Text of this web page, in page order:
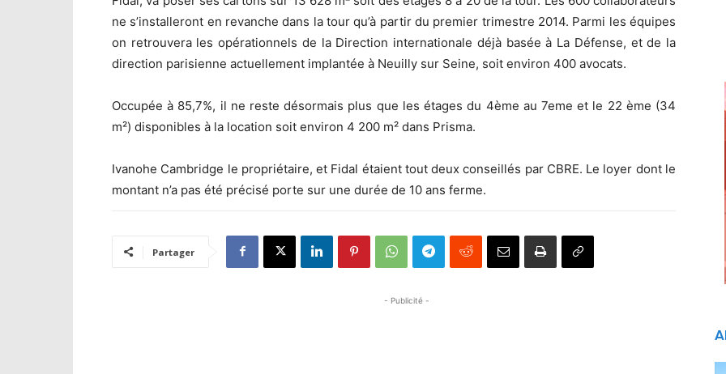
ne s’installeront en revanche dans la tour qu’à partir du premier trimestre 2014. Parmi les équipes
on retrouvera les opérationnels de la Direction internationale déjà basée à La Défense, et de la
direction parisienne actuellement implantée à Neuilly sur Seine, soit environ 400 avocats.
Occupée à 85,7%, il ne reste désormais plus que les étages du 4ème au 7eme et le 22 ème (34
m²) disponibles à la location soit environ 4 200 m² dans Prisma.
Ivanohe Cambridge le propriétaire, et Fidal étaient tout deux conseillés par CBRE. Le loyer dont le
montant n’a pas été précisé porte sur une durée de 10 ans ferme.
Partager
- Publicité -